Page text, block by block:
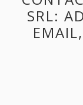
SRL: